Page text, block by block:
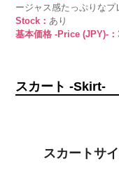
ージャス感たっぷりなプ
Stock：あり
基本価格 -Price (JPY)-：
スカート -Skirt-
スカートサ